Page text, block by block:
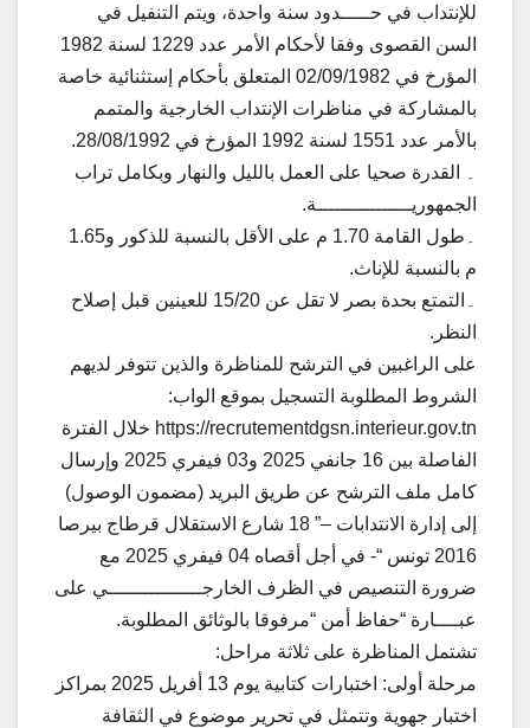
للإنتداب في حـــــدود سنة واحدة، ويتم التنفيل في
السن القصوى وفقا لأحكام الأمر عدد 1229 لسنة 1982
المؤرخ في 02/09/1982 المتعلق بأحكام إستثنائية خاصة
بالمشاركة في مناظرات الإنتداب الخارجية والمتمم
بالأمر عدد 1551 لسنة 1992 المؤرخ في 28/08/1992.
۔ القدرة صحيا على العمل بالليل والنهار وبكامل تراب
الجمهوريــــــــــــــــة.
۔طول القامة 1.70 م على الأقل بالنسبة للذكور و1.65
م بالنسبة للإناث.
۔التمتع بحدة بصر لا تقل عن 15/20 للعينين قبل إصلاح
النظر.
على الراغبين في الترشح للمناظرة والذين تتوفر لديهم
الشروط المطلوبة التسجيل بموقع الواب:
https://recrutementdgsn.interieur.gov.tn خلال الفترة
الفاصلة بين 16 جانفي 2025 و03 فيفري 2025 وإرسال
كامل ملف الترشح عن طريق البريد (مضمون الوصول)
إلى إدارة الانتدابات –” 18 شارع الاستقلال قرطاج بيرصا
2016 تونس “- في أجل أقصاه 04 فيفري 2025 مع
ضرورة التنصيص في الظرف الخارجــــــــــــــــي على
عبــــارة “حفاظ أمن “مرفوقا بالوثائق المطلوبة.
تشتمل المناظرة على ثلاثة مراحل:
مرحلة أولى: اختبارات كتابية يوم 13 أفريل 2025 بمراكز
اختبار جهوية وتتمثل في تحرير موضوع في الثقافة